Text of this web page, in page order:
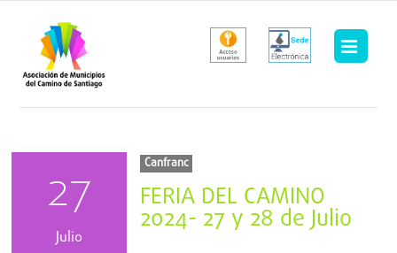
contenido
27
Julio
Canfranc
FERIA DEL CAMINO
2024- 27 y 28 de Julio